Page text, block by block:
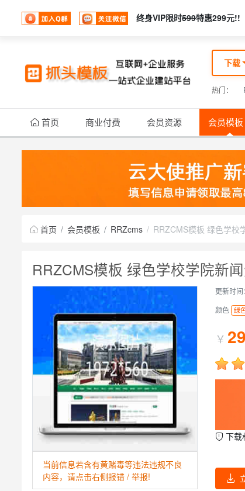
终身VIP限时599特惠299元!!
下载
热门：
首页 商业付费 会员资源 会员模板
首页 会员模板 RRZcms RRZCMS模板 绿色学校
RRZCMS模板 绿色学校学院新
当前信息若含有黄赌毒等违法违规不良
内容，请点击右侧报错 / 举报!
更新时间：
颜色 绿
￥
下载